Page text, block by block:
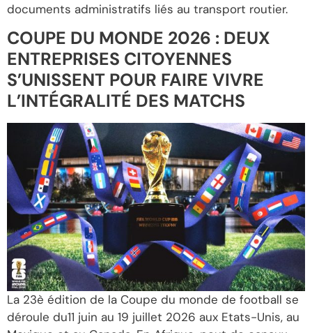
documents administratifs liés au transport routier.
COUPE DU MONDE 2026 : DEUX
ENTREPRISES CITOYENNES
S’UNISSENT POUR FAIRE VIVRE
L’INTÉGRALITÉ DES MATCHS
La 23è édition de la Coupe du monde de football se
déroule du11 juin au 19 juillet 2026 aux Etats-Unis, au